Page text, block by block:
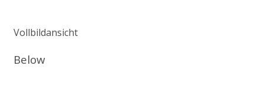
Vollbildansicht
Below